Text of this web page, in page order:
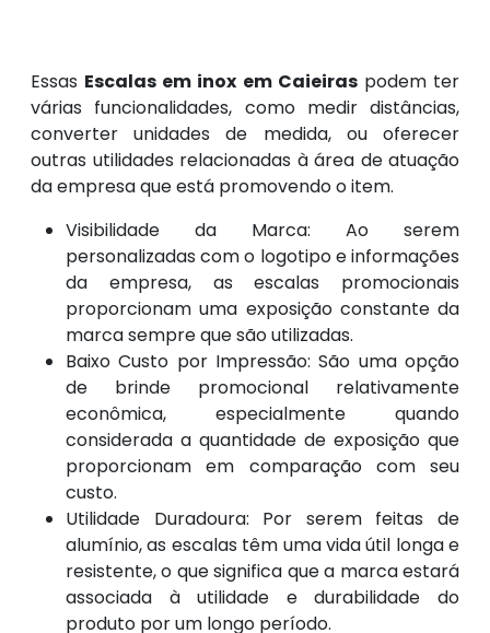
Essas Escalas em inox em Caieiraspodem ter
várias funcionalidades, como medir distâncias,
converter unidades de medida, ou oferecer
outras utilidades relacionadas à área de atuação
da empresa que está promovendo o item.
Visibilidade da Marca: Ao serem
personalizadas com o logotipo e informações
da empresa, as escalas promocionais
proporcionam uma exposição constante da
marca sempre que são utilizadas.
Baixo Custo por Impressão: São uma opção
de brinde promocional relativamente
econômica, especialmente quando
considerada a quantidade de exposição que
proporcionam em comparação com seu
custo.
Utilidade Duradoura: Por serem feitas de
alumínio, as escalas têm uma vida útil longa e
resistente, o que significa que a marca estará
associada à utilidade e durabilidade do
produto por um longo período.